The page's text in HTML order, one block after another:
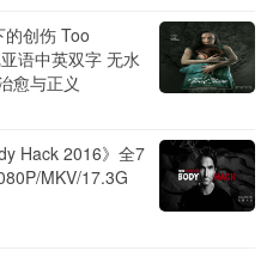
创伤 Too
语中英双字 无水
愈与正义
Hack 2016》全7
MKV/17.3G